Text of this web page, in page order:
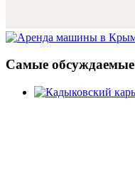
Самые обсуждаемые